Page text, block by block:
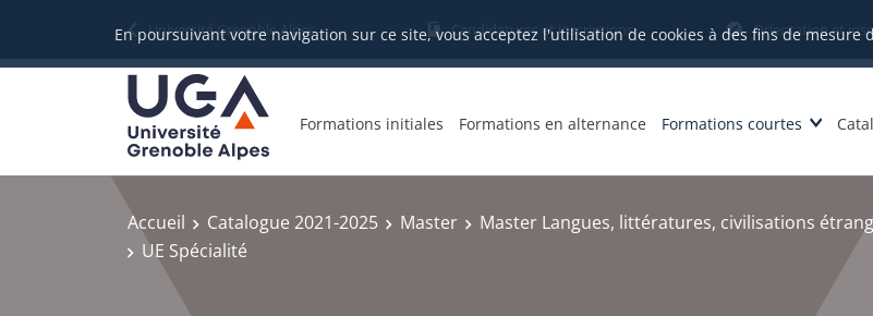
En poursuivant votre navigation sur ce site, vous acceptez l'utilisation de cookies à des fins de mesure
Université Grenoble Alpes Candidatures et inscriptions Orientation et
Formations initiales Formations en alternance Formations courtes
Accueil Catalogue 2021-2025 Master Master Langues, littératures, civilisations
UE Spécialité